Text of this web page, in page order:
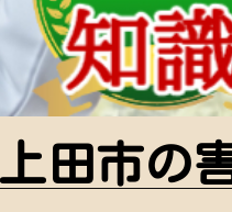
上田市の